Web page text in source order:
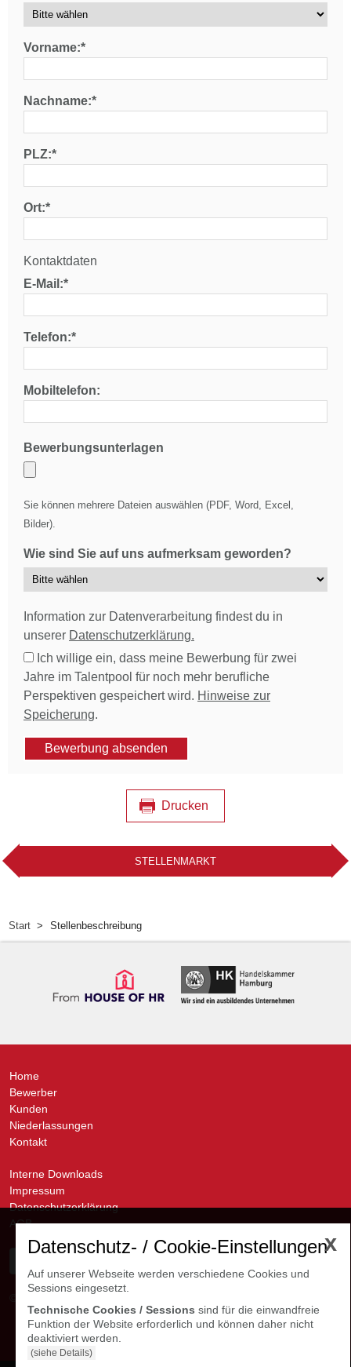
Vorname:*
Nachname:*
PLZ:*
Ort:*
Kontaktdaten
E-Mail:*
Telefon:*
Mobiltelefon:
Bewerbungsunterlagen
Sie können mehrere Dateien auswählen (PDF, Word, Excel,
Bilder).
Wie sind Sie auf uns aufmerksam geworden?
Information zur Datenverarbeitung findest du in
unserer Datenschutzerklärung.
Ich willige ein, dass meine Bewerbung für zwei
Jahre im Talentpool für noch mehr berufliche
Perspektiven gespeichert wird. Hinweise zur
Speicherung.
Bewerbung absenden
Drucken
STELLENMARKT
Start Stellenbeschreibung
Home
Bewerber
Kunden
Niederlassungen
Kontakt
Interne Downloads
Impressum
Datenschutzerklärung
AGB
Kontakte Niederlassungen
x
Datenschutz- / Cookie-Einstellungen
Auf unserer Webseite werden verschiedene Cookies und
Sessions eingesetzt.
Technische Cookies / Sessions sind für die einwandfreie
Funktion der Website erforderlich und können daher nicht
deaktiviert werden.
(siehe Details)